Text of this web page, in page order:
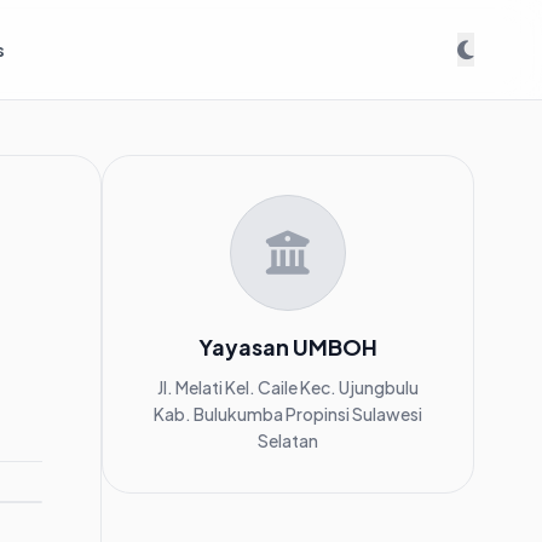
Yayasan UMBOH
Jl. Melati Kel. Caile Kec. Ujungbulu
Kab. Bulukumba Propinsi Sulawesi
Selatan